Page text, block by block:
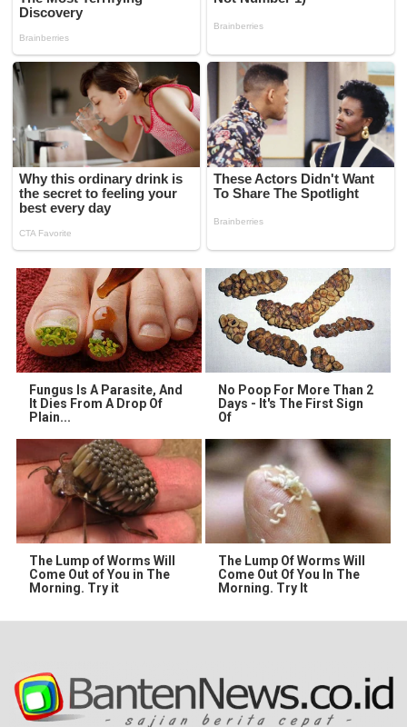
Fungus Is A Parasite, And
It Dies From A Drop Of
Plain...
No Poop For More Than 2
Days - It's The First Sign
Of
The Lump of Worms Will
Come Out of You in The
Morning. Try it
The Lump Of Worms Will
Come Out Of You In The
Morning. Try It